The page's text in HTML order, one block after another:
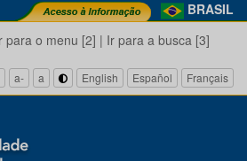
BRASIL
para o menu [2] | Ir para a busca [3]
a- a English Español Français